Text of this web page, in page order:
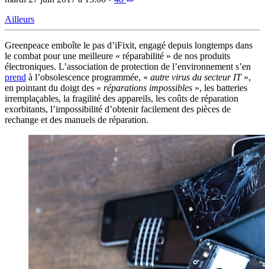
Ailleurs
Greenpeace emboîte le pas d’iFixit, engagé depuis longtemps dans
le combat pour une meilleure « réparabilité » de nos produits
électroniques. L’association de protection de l’environnement s’en
prend à l’obsolescence programmée, « autre virus du secteur IT»,
en pointant du doigt des « réparations impossibles », les batteries
irremplaçables, la fragilité des appareils, les coûts de réparation
exorbitants, l’impossibilité d’obtenir facilement des pièces de
rechange et des manuels de réparation.